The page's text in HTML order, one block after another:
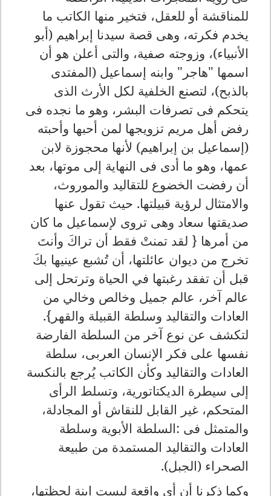
للمناقشة أو للعقل، فتخير منها الكاتب ما
يخدم فكرته، وهى قصة سيدنا إبراهيم (أبو
الأنبياء)، وزوجته صفية، والتى أعلن هو أن
اسمها "هاجر" وابنه إسماعيل (المفتدى
بالذبح)، لتصنع الخلفية لكل الأرث الذى
يتحكم فى تصرفات البشر، وهو ما نجده فى
رفض أهل مريم تزويجها لمن أحبها وأحبته
(إسماعيل بن إبراهيم) لأنها محجوزة لابن
عمها، وهو ما أدى فى النهاية إلى موتها، بعد
أن رفضت الخضوع للتقاليد والموروث،
والامتثال لرؤية قبيلتها. حيث تقول عنها
صديقتها سعاد وهى تروى لإسماعيل ما كان
من أمرها { لقد تمنتْ فقط أن تراكَ وأنتَ
تخرج من ديوان عائلتها، أن تُشبع عينيها بكَ
قبل أن تفقد رغبتها في الحياة وترتحل إلى
عالم آخر، عالم جميل وخالص وخالي من
العادات والتقاليد وسلطة القبيلة والقهر}.
لتكشف عن نوع آخر من السلطة الفارضة
نفسها على فكر الإنسان العربى، سلطة
العادات والتقاليد وكأن الكاتب يُرجع بالنكسة
إلى سيطرة الديكتاتورية، وتسلط الرأى
المتحكم، غير القابل للنقاش أو المجادلة،
والمتمثل فى :السلطة الأبوية وسلطة
العادات والتقاليد المستمدة من طبيعة
الصحراء (الجبل).
وكما ذكرنا أن أى واقعة ليست ابنة لحظتها،